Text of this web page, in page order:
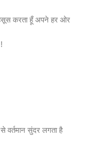
करता हूँ अपने हर ओर
वर्तमान सुंदर लगता है